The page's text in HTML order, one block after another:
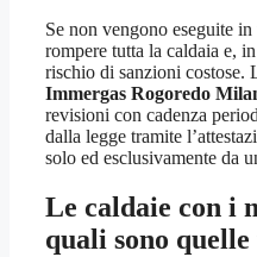
Se non vengono eseguite
rompere tutta la caldaia e,
rischio di sanzioni costose.
Immergas Rogoredo
revisioni con cadenza
dalla legge tramite
solo ed esclusivamente da
Le caldaie con i
quali sono